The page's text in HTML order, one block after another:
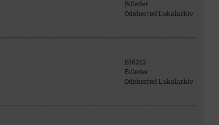
Billeder
Odsherred Lokalarkiv
B16212
Billeder
Odsherred Lokalarkiv